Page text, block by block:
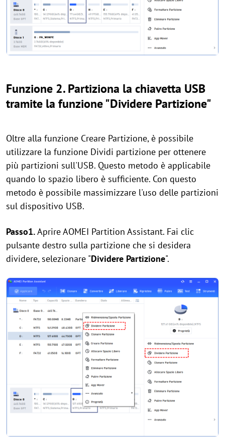
Funzione 2. Partiziona la chiavetta USB
tramite la funzione "Dividere Partizione"
Oltre alla funzione Creare Partizione, è possibile
utilizzare la funzione Dividi partizione per ottenere
più partizioni sull'USB. Questo metodo è applicabile
quando lo spazio libero è sufficiente. Con questo
metodo è possibile massimizzare l'uso delle partizioni
sul dispositivo USB.
Passo1.Aprire AOMEI Partition Assistant. Fai clic
pulsante destro sulla partizione che si desidera
dividere, selezionare "Dividere Partizione".